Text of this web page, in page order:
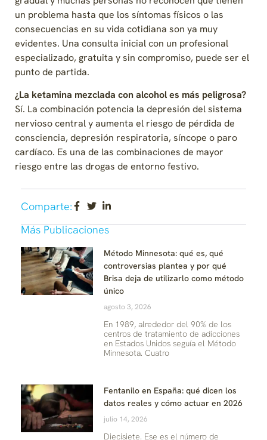
un problema hasta que los síntomas físicos o las
consecuencias en su vida cotidiana son ya muy
evidentes. Una consulta inicial con un profesional
especializado, gratuita y sin compromiso, puede ser el
punto de partida.
¿La ketamina mezclada con alcohol es más peligrosa?
Sí. La combinación potencia la depresión del sistema
nervioso central y aumenta el riesgo de pérdida de
consciencia, depresión respiratoria, síncope o paro
cardíaco. Es una de las combinaciones de mayor
riesgo entre las drogas de entorno festivo.
Comparte:
Más Publicaciones
Método Minnesota: qué es, qué
controversias plantea y por qué
Brisa deja de utilizarlo como método
único
agosto 3, 2026
En 1989, alrededor del 90% de los
centros de tratamiento de adicciones
en Estados Unidos seguía el Método
Minnesota. Cuatro
Fentanilo en España: qué dicen los
datos reales y cómo actuar en 2026
julio 14, 2026
Diecisiete. Ese es el número de